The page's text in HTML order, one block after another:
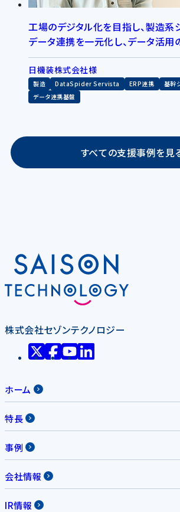
工場のデジタル化を目指し、製造系
データ連携を一元化し、データ活用
日機装株式会社様
製造 DataSpider Servista ERP連携
基幹
データ連携基盤
すべての支援事例を見
株式会社セゾンテクノロジー
ホーム
特長
事例
会社情報
IR情報